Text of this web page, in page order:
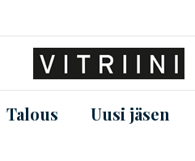
Talous Uusi jäsen